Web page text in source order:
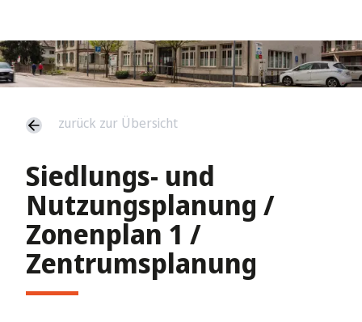
zurück zur Übersicht
Siedlungs- und
Nutzungsplanung /
Zonenplan 1 /
Zentrumsplanung